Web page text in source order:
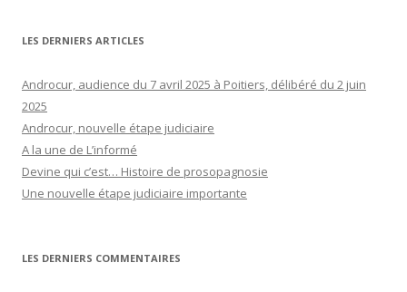
LES DERNIERS ARTICLES
Androcur, audience du 7 avril 2025 à Poitiers, délibéré du 2 juin
2025
Androcur, nouvelle étape judiciaire
A la une de L’informé
Devine qui c’est… Histoire de prosopagnosie
Une nouvelle étape judiciaire importante
LES DERNIERS COMMENTAIRES